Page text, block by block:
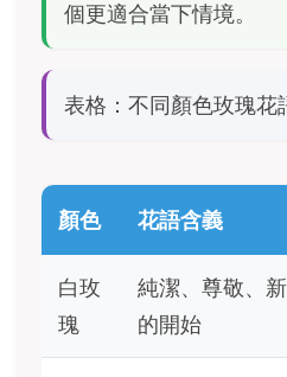
個更適合當下情境。
表格：不同顏色玫瑰花
顏色 花語含義
白玫
瑰
純潔、尊敬、新
的開始